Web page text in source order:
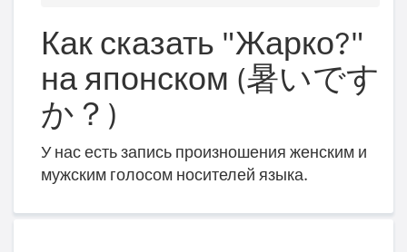
Как сказать "Жарко?"
на японском (暑いです
か？)
У нас есть запись произношения женским и
мужским голосом носителей языка.